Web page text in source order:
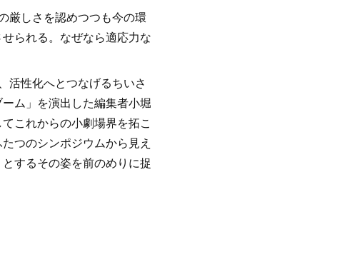
厳しさを認めつつも今の環
られる。なぜなら適応力な
活性化へとつなげるちいさ
ム」を演出した編集者小堀
これからの小劇場界を拓こ
つのシンポジウムから見え
するその姿を前のめりに捉